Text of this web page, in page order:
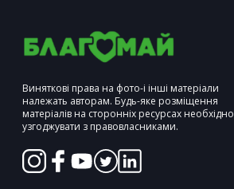
Виняткові права на фото-і інші матеріали
належать авторам. Будь-яке розміщення
матеріалів на сторонніх ресурсах необхідно
узгоджувати з правовласниками.